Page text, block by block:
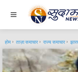
होम ताज़ा समाचार राज्य समाचार